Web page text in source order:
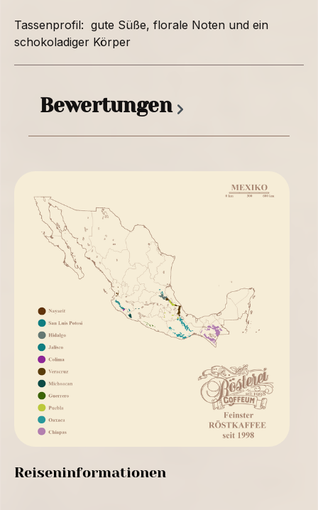
Reiseninformationen
Tassenprofil: gute Süße, florale Noten und ein
schokoladiger Körper
Bewertungen